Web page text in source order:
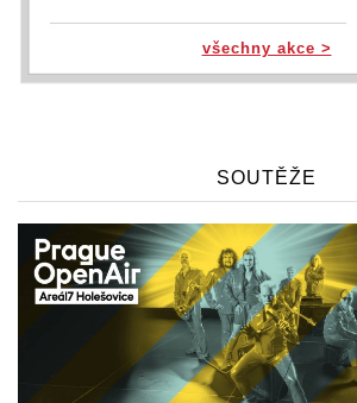
všechny akce >
SOUTĚŽE